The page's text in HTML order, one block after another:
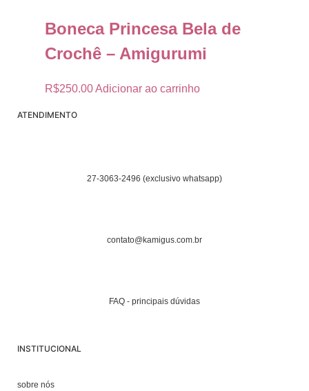
Boneca Princesa Bela de
Crochê – Amigurumi
R$250.00Adicionar ao carrinho
ATENDIMENTO
27-3063-2496 (exclusivo whatsapp)
contato@kamigus.com.br
FAQ - principais dúvidas
INSTITUCIONAL
sobre nós